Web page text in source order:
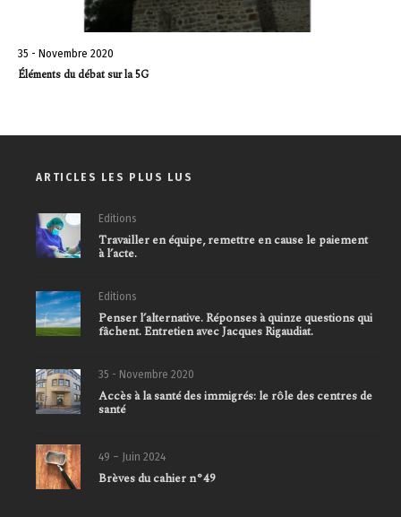
35 - Novembre 2020
Éléments du débat sur la 5G
ARTICLES LES PLUS LUS
Editions
Travailler en équipe, remettre en cause le paiement
à l’acte.
Editions
Penser l’alternative. Réponses à quinze questions qui
fâchent. Entretien avec Jacques Rigaudiat.
35 - Novembre 2020
Accès à la santé des immigrés: le rôle des centres de
santé
49 – Juin 2024
Brèves du cahier n°49